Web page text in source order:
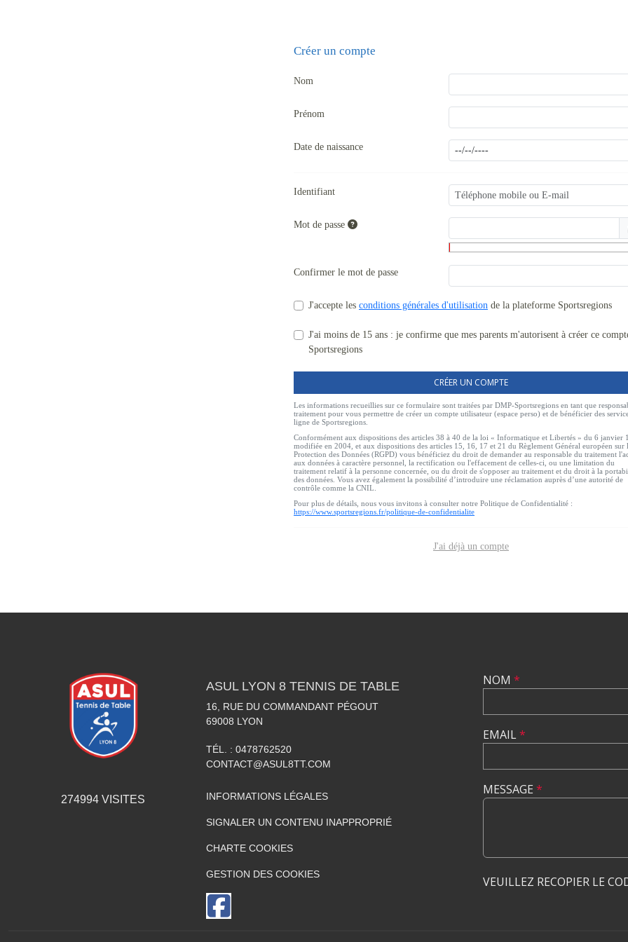
Créer un compte
Nom
Prénom
Date de naissance
Identifiant
Mot de passe
Confirmer le mot de passe
J'accepte les conditions générales d'utilisation de la plateforme Sportsregions
J'ai moins de 15 ans : je confirme que mes parents m'autorisent à créer ce
Sportsregions
CRÉER UN COMPTE
Les informations recueillies sur ce formulaire sont traitées par DMP-Sportsregions en tant que
traitement pour vous permettre de créer un compte utilisateur (espace perso) et de bénéficier des
ligne de Sportsregions.
Conformément aux dispositions des articles 38 à 40 de la loi « Informatique et Libertés » du 6 janvier
modifiée en 2004, et aux dispositions des articles 15, 16, 17 et 21 du Règlement Général européen sur
Protection des Données (RGPD) vous bénéficiez du droit de demander au responsable du traitement
aux données à caractère personnel, la rectification ou l'effacement de celles-ci, ou une limitation du
traitement relatif à la personne concernée, ou du droit de s'opposer au traitement et du droit à la
des données. Vous avez également la possibilité d’introduire une réclamation auprès d’une autorité de
contrôle comme la CNIL.
Pour plus de détails, nous vous invitons à consulter notre Politique de Confidentialité :
https://www.sportsregions.fr/politique-de-confidentialite
J'ai déjà un compte
274994 VISITES
ASUL LYON 8 TENNIS DE TABLE
16, RUE DU COMMANDANT PÉGOUT
69008 LYON
TÉL. : 0478762520
CONTACT@ASUL8TT.COM
INFORMATIONS LÉGALES
SIGNALER UN CONTENU INAPPROPRIÉ
CHARTE COOKIES
GESTION DES COOKIES
NOM *
EMAIL*
MESSAGE *
VEUILLEZ RECOPIER LE